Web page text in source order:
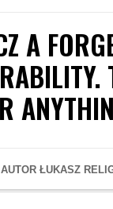
A
AUTOR ŁUKASZ